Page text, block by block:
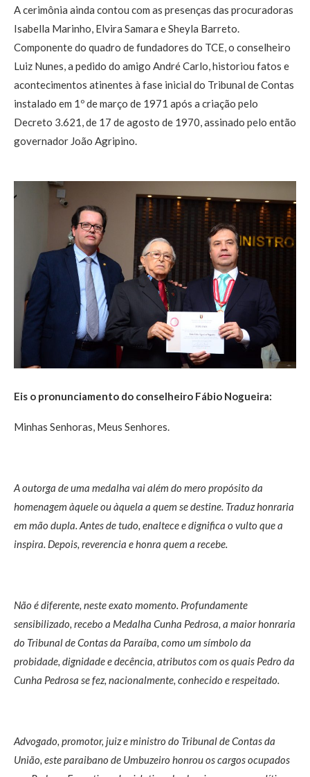
A cerimônia ainda contou com as presenças das procuradoras
Isabella Marinho, Elvira Samara e Sheyla Barreto.
Componente do quadro de fundadores do TCE, o conselheiro
Luiz Nunes, a pedido do amigo André Carlo, historiou fatos e
acontecimentos atinentes à fase inicial do Tribunal de Contas
instalado em 1º de março de 1971 após a criação pelo
Decreto 3.621, de 17 de agosto de 1970, assinado pelo então
governador João Agripino.
Eis o pronunciamento do conselheiro Fábio Nogueira:
Minhas Senhoras, Meus Senhores.
A outorga de uma medalha vai além do mero propósito da
homenagem àquele ou àquela a quem se destine. Traduz honraria
em mão dupla. Antes de tudo, enaltece e dignifica o vulto que a
inspira. Depois, reverencia e honra quem a recebe.
Não é diferente, neste exato momento. Profundamente
sensibilizado, recebo a Medalha Cunha Pedrosa, a maior honraria
do Tribunal de Contas da Paraíba, como um símbolo da
probidade, dignidade e decência, atributos com os quais Pedro da
Cunha Pedrosa se fez, nacionalmente, conhecido e respeitado.
Advogado, promotor, juiz e ministro do Tribunal de Contas da
União, este paraibano de Umbuzeiro honrou os cargos ocupados